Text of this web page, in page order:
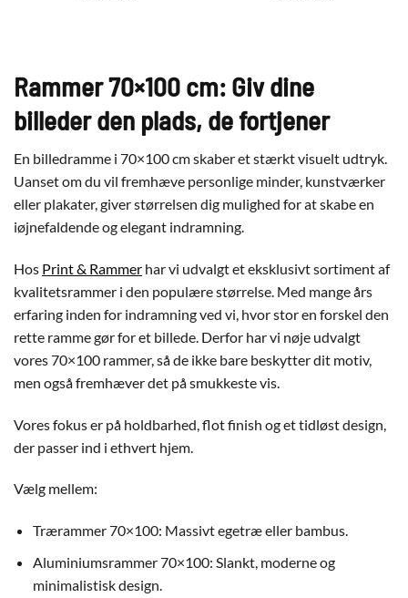
Rammer 70×100 cm: Giv dine
billeder den plads, de fortjener
En billedramme i 70×100 cm skaber et stærkt visuelt udtryk.
Uanset om du vil fremhæve personlige minder, kunstværker
eller plakater, giver størrelsen dig mulighed for at skabe en
iøjnefaldende og elegant indramning.
Hos Print & Rammer har vi udvalgt et eksklusivt sortiment af
kvalitetsrammer i den populære størrelse. Med mange års
erfaring inden for indramning ved vi, hvor stor en forskel den
rette ramme gør for et billede. Derfor har vi nøje udvalgt
vores 70×100 rammer, så de ikke bare beskytter dit motiv,
men også fremhæver det på smukkeste vis.
Vores fokus er på holdbarhed, flot finish og et tidløst design,
der passer ind i ethvert hjem.
Vælg mellem:
Trærammer 70×100: Massivt egetræ eller bambus.
Aluminiumsrammer 70×100: Slankt, moderne og
minimalistisk design.